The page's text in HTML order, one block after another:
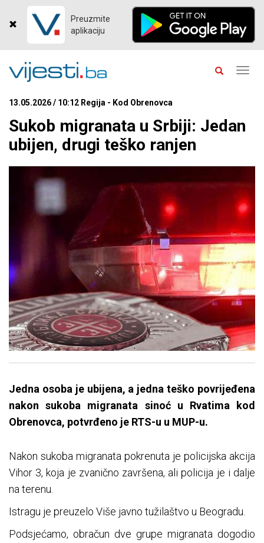
Preuzmite
aplikaciju
13.05.2026 / 10:12 Regija - Kod Obrenovca
Sukob migranata u Srbiji: Jedan
ubijen, drugi teško ranjen
Jedna osoba je ubijena, a jedna teško povrijeđena
nakon sukoba migranata sinoć u Rvatima kod
Obrenovca, potvrđeno je RTS-u u MUP-u.
Nakon sukoba migranata pokrenuta je policijska akcija
Vihor 3, koja je zvanično završena, ali policija je i dalje
na terenu.
Istragu je preuzelo Više javno tužilaštvo u Beogradu.
Podsjećamo, obračun dve grupe migranata dogodio